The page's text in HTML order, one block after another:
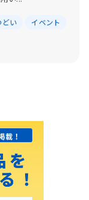
どい
イベント